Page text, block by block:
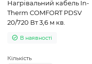
Нагрівальний кабель In-
Therm COMFORT PDSV
20/720 Вт 3,6 м кв.
В наявності
Кількість